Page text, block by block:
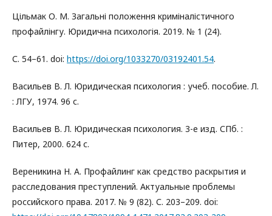
Цільмак О. М. Загальні положення криміналістичного
профайлінгу. Юридична психологія. 2019. № 1 (24).
С. 54–61. doi: https://doi.org/1033270/03192401.54.
Васильев В. Л. Юридическая психология : учеб. пособие. Л.
: ЛГУ, 1974. 96 с.
Васильев В. Л. Юридическая психология. 3-е изд. СПб. :
Питер, 2000. 624 с.
Вереникина Н. А. Профайлинг как средство раскрытия и
расследования преступлений. Актуальные проблемы
российского права. 2017. № 9 (82). С. 203–209. doi: